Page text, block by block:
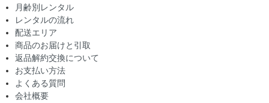
月齢別レンタル
レンタルの流れ
配送エリア
商品のお届けと引取
返品解約交換について
お支払い方法
よくある質問
会社概要